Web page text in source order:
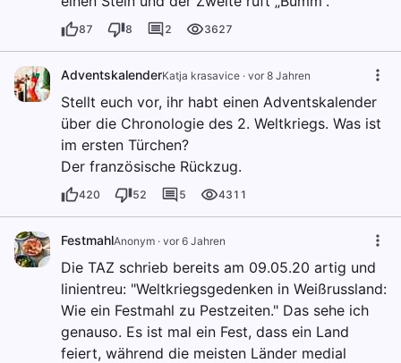
87 8 2 3627
AdventskalenderKatja krasavice · vor 8 Jahren
Stellt euch vor, ihr habt einen Adventskalender
über die Chronologie des 2. Weltkriegs. Was ist
im ersten Türchen?
Der französische Rückzug.
420 52 5 4311
FestmahlAnonym · vor 6 Jahren
Die TAZ schrieb bereits am 09.05.20 artig und
linientreu: "Weltkriegsgedenken in Weißrussland:
Wie ein Festmahl zu Pestzeiten." Das sehe ich
genauso. Es ist mal ein Fest, dass ein Land
feiert, während die meisten Länder medial